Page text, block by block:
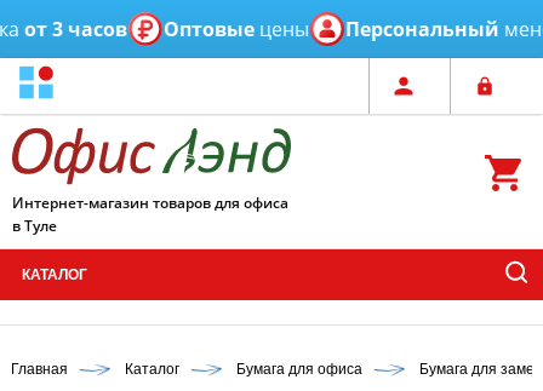
часов Оптовыецены Персональный
Интернет-магазин товаров для офиса
в Туле
КАТАЛОГ
Главная Каталог Бумага для офиса Бумага для